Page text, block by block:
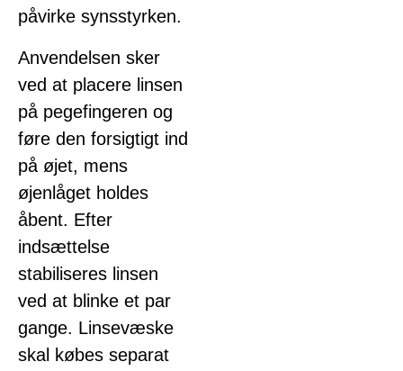
påvirke synsstyrken.
Anvendelsen sker
ved at placere linsen
på pegefingeren og
føre den forsigtigt ind
på øjet, mens
øjenlåget holdes
åbent. Efter
indsættelse
stabiliseres linsen
ved at blinke et par
gange. Linsevæske
skal købes separat